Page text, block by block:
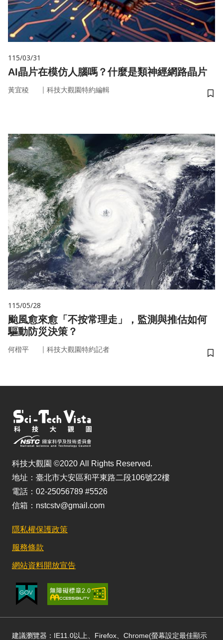
115/03/31
AI晶片在模仿人腦嗎？什麼是類神經網路晶片
黃宜稜 ｜ 科技大觀園特約編輯
儲
115/05/28
颱風愈來愈「不按常理走」，監測與推估如何
驅動防災決策？
何楷平 ｜ 科技大觀園特約記者
儲
科技大觀園 ©2020 All Rights Reserved.
地址：臺北市大安區和平東路二段106號22樓
電話：02-25056789 #5526
信箱：nstcstv@gmail.com
隱私權保護政策
服務條款
網站資料開放宣告
建議瀏覽器：IE11.0以上、Firefox、Chrome(螢幕設定最佳顯示